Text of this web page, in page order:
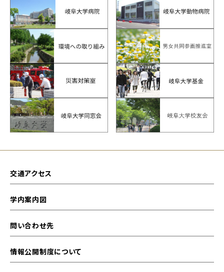
交通アクセス
学内案内図
問い合わせ先
情報公開制度について